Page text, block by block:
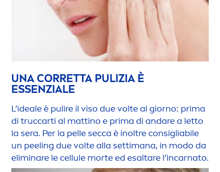
UNA CORRETTA PULIZIA È
ESSENZIALE
L’ideale è pulire il viso due volte al giorno: prima
di truccarti al mattino e prima di andare a letto
la sera. Per la pelle secca è inoltre consigliabile
un peeling due volte alla settimana, in modo da
eliminare le cellule morte ed esaltare l’incarnato.